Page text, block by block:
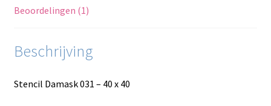
Beoordelingen (1)
Beschrijving
Stencil Damask 031 – 40 x 40